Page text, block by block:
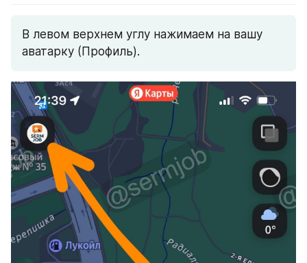
В левом верхнем углу нажимаем на вашу
аватарку (Профиль).